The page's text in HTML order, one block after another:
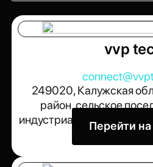
vvp
249020, Калужская
район, сельское
индустриальный парк
проезд
Перейти на